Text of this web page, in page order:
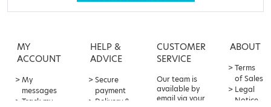
MY
ACCOUNT
My
messages
Track my
HELP &
ADVICE
Secure
payment
Delivery &
CUSTOMER
SERVICE
Our team is
available by
email via your
ABOUT
Terms
of Sales
Legal
Notice